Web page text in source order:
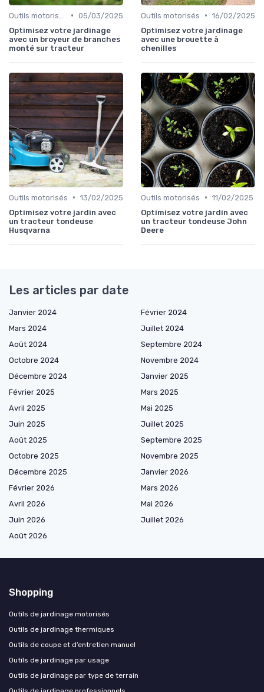
• 05/03/2025
Optimisez votre jardinage
avec un broyeur de branches
monté sur tracteur
Outils motorisés • 16/02/2025
Optimisez votre jardinage
avec une brouette à
chenilles
Outils motorisés • 13/02/2025
Optimisez votre jardin avec
un tracteur tondeuse
Husqvarna
Outils motorisés • 11/02/2025
Optimisez votre jardin avec
un tracteur tondeuse John
Deere
Les articles par date
Janvier 2024
Février 2024
Mars 2024
Juillet 2024
Août 2024
Septembre 2024
Octobre 2024
Novembre 2024
Décembre 2024
Janvier 2025
Février 2025
Mars 2025
Avril 2025
Mai 2025
Juin 2025
Juillet 2025
Août 2025
Septembre 2025
Octobre 2025
Novembre 2025
Décembre 2025
Janvier 2026
Février 2026
Mars 2026
Avril 2026
Mai 2026
Juin 2026
Juillet 2026
Août 2026
Shopping
Outils de jardinage motorisés
Outils de jardinage thermiques
Outils de coupe et d’entretien manuel
Outils de jardinage par usage
Outils de jardinage par type de terrain